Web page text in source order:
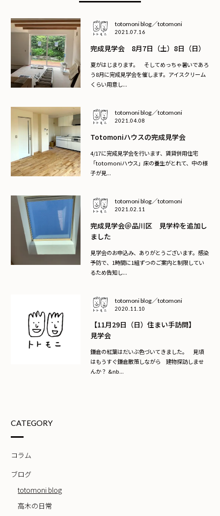
totomoni blog／totomoni
2021.07.16
完成見学会 8月7日（土）8日（日）
夏がはじまります。 そしてめっちゃ暑いであろ
う8月に完成見学会を催します。アイスクリーム
くらい用意し...
totomoni blog／totomoni
2021.04.08
Totomoniハウスの完成見学会
4/17に完成見学会を行います、賃貸併用住宅
「totomoniハウス」床の養生がとれて、中の様
子が見...
totomoni blog／totomoni
2021.02.11
完成見学会＠品川区 見学枠を追加し
ました
見学会のお申込み、ありがとうございます。感染
予防で、1時間に1組ずつのご案内と制限してい
るため告知し...
totomoni blog／totomoni
2020.11.10
【11月29日（日）住まい手訪問】
見学会
鎌倉の紅葉はだいぶ色づいてきました。 見頃
はもうすぐ鎌倉散策しながら 建物探訪しませ
んか？ &nb...
CATEGORY
コラム
ブログ
totomoni blog
高木の日常